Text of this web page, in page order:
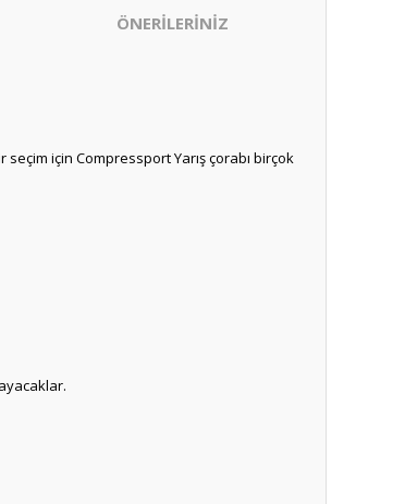
ÖNERİLERİNİZ
için Compressport Yarış çorabı birçok